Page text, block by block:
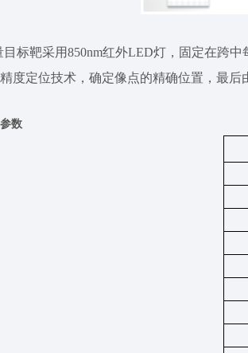
目标靶采用850nm红外LED灯，固定在跨
度定位技术，确定像点的精确位置，最
数